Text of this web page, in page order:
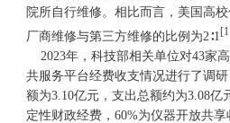
院所自行维修。相比而言，美国高
厂商维修与第三方维修的比例为2∶1
2023年，科技部相关单位对43家
共服务平台经费收支情况进行了调
额为3.10亿元，支出总额约为3.08亿
定性财政经费，60%为仪器开放共